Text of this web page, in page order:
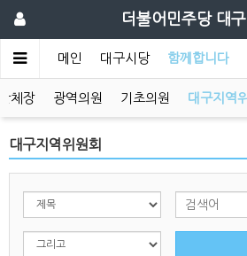
더불어민주당 대
메인 대구시당 함께합니다
체장 광역의원 기초의원 대구지역
대구지역위원회